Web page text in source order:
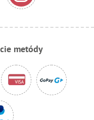
metódy